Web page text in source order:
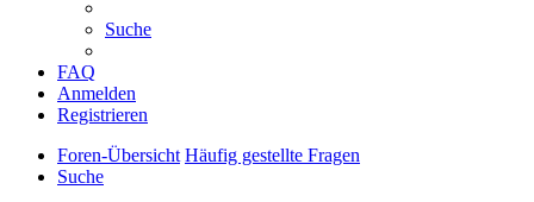
Suche
FAQ
Anmelden
Registrieren
Foren-Übersicht Häufig gestellte Fragen
Suche